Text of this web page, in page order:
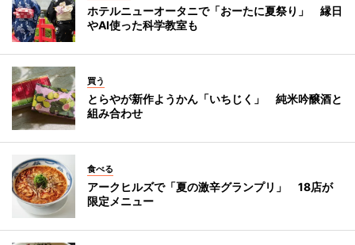
ホテルニューオータニで「おーたに夏祭り」 縁日
やAI使った科学教室も
買う
とらやが新作ようかん「いちじく」 純米吟醸酒と
組み合わせ
食べる
アークヒルズで「夏の激辛グランプリ」 18店が
限定メニュー